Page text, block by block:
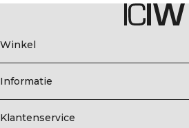
Winkel
Informatie
Klantenservice